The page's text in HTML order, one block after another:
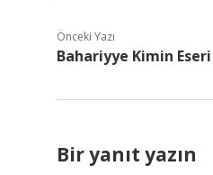
Önceki Yazı
Bahariyye Kimin Eseri
Bir yanıt yazın